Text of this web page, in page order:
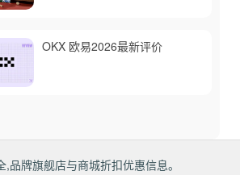
OKX 欧易2026最新评价
牌旗舰店与商城折扣优惠信息。